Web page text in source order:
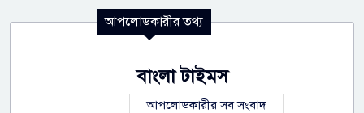
আপলোডকারীর তথ্য
বাংলা টাইমস
আপলোডকারীর সব সংবাদ